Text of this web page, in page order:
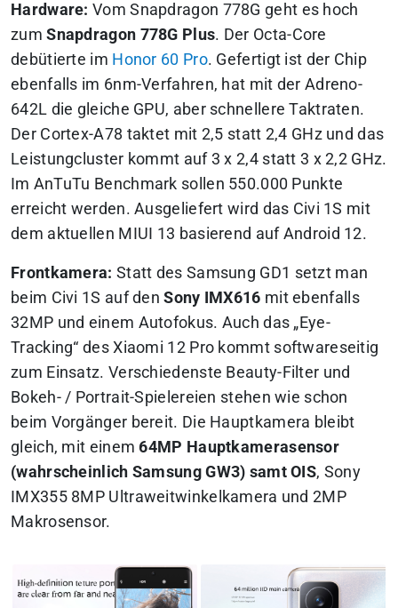
Hardware: Vom Snapdragon 778G geht es hoch
zumSnapdragon 778G Plus. Der Octa-Core
debütierte im Honor 60 Pro. Gefertigt ist der Chip
ebenfalls im 6nm-Verfahren, hat mit der Adreno-
642L die gleiche GPU, aber schnellere Taktraten.
Der Cortex-A78 taktet mit 2,5 statt 2,4 GHz und das
Leistungcluster kommt auf 3 x 2,4 statt 3 x 2,2 GHz.
Im AnTuTu Benchmark sollen 550.000 Punkte
erreicht werden. Ausgeliefert wird das Civi 1S mit
dem aktuellen MIUI 13 basierend auf Android 12.
Frontkamera: Statt des Samsung GD1 setzt man
beim Civi 1S auf denSony IMX616 mit ebenfalls
32MP und einem Autofokus. Auch das „Eye-
Tracking“ des Xiaomi 12 Pro kommt softwareseitig
zum Einsatz. Verschiedenste Beauty-Filter und
Bokeh- / Portrait-Spielereien stehen wie schon
beim Vorgänger bereit. Die Hauptkamera bleibt
gleich, mit einem64MP Hauptkamerasensor
(wahrscheinlich Samsung GW3) samt OIS, Sony
IMX355 8MP Ultraweitwinkelkamera und 2MP
Makrosensor.